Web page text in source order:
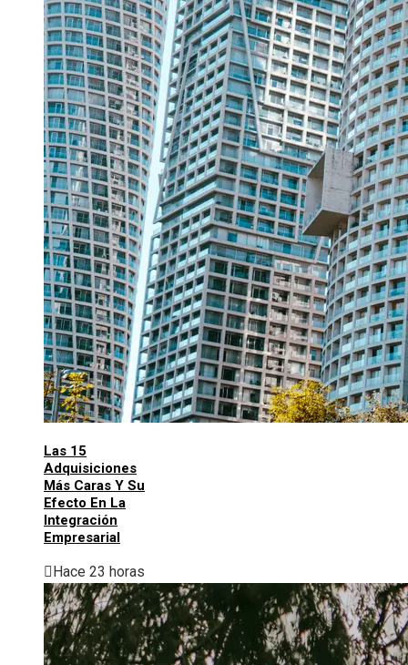
Las 15
Adquisiciones
Más Caras Y Su
Efecto En La
Integración
Empresarial
Hace 23 horas